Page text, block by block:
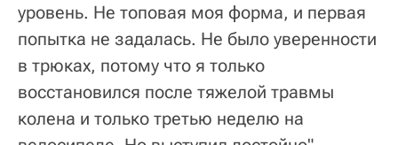
уровень. Не топовая моя форма, и первая
попытка не задалась. Не было уверенности
в трюках, потому что я только
восстановился после тяжелой травмы
колена и только третью неделю на